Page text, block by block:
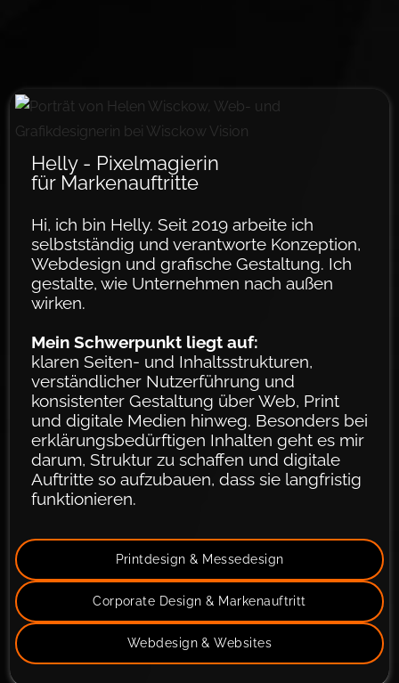
Helly - Pixel­ma­gier­in
für Mar­­ken­­­auftritte
Hi, ich bin Helly. Seit 2019 arbeite ich
selbstständig und verantworte Konzeption,
Webdesign und grafische Gestaltung. Ich
gestalte, wie Unternehmen nach außen
wirken.
Mein Schwer­­punkt liegt auf:
klaren Seiten- und Inhaltsstrukturen,
verständlicher Nutzerführung und
konsistenter Gestaltung über Web, Print
und digitale Medien hinweg. Besonders bei
erklärungsbedürftigen Inhalten geht es mir
darum, Struktur zu schaffen und digitale
Auftritte so aufzubauen, dass sie langfristig
funktionieren.
mehr erfahren
Webdesign & Websites
Corporate Design & Markenauftritt
Printdesign & Messedesign